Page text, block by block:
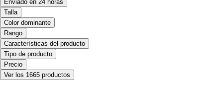
Enviado en 24 horas
Talla
Color dominante
Rango
Características del producto
Tipo de producto
Precio
Ver los 1665 productos